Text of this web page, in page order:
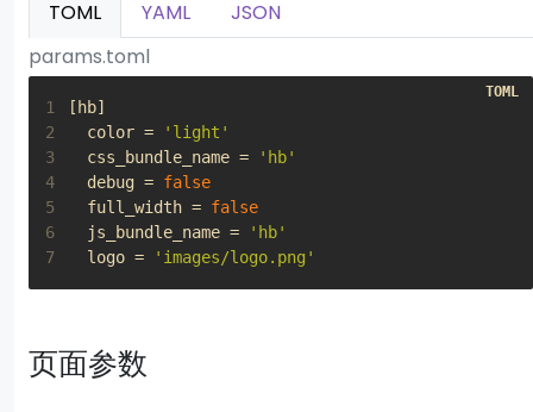
TOML YAML
JSON
params.toml
1 [ hb]
2
color =
'light'
3
css_bundle_name =
'hb'
4
debug = false
5
full_width = false
6
js_bundle_name =
'hb'
7
logo = 'images/logo.png'
页面参数